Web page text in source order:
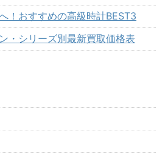
！おすすめの高級時計BEST3
・シリーズ別最新買取価格表